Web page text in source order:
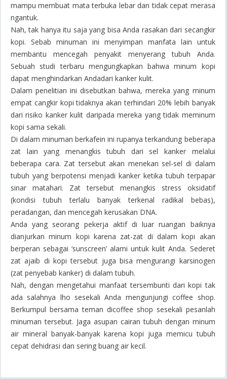
mampu membuat mata terbuka lebar dan tidak cepat merasa
ngantuk.
Nah, tak hanya itu saja yang bisa Anda rasakan dari secangkir
kopi. Sebab minuman ini menyimpan manfata lain untuk
membantu mencegah penyakit menyerang tubuh Anda.
Sebuah studi terbaru mengungkapkan bahwa minum kopi
dapat menghindarkan Andadari kanker kulit.
Dalam penelitian ini disebutkan bahwa, mereka yang minum
empat cangkir kopi tidaknya akan terhindari 20% lebih banyak
dari risiko kanker kulit daripada mereka yang tidak meminum
kopi sama sekali.
Di dalam minuman berkafein ini rupanya terkandung beberapa
zat lain yang menangkis tubuh dari sel kanker melalui
beberapa cara. Zat tersebut akan menekan sel-sel di dalam
tubuh yang berpotensi menjadi kanker ketika tubuh terpapar
sinar matahari. Zat tersebut menangkis stress oksidatif
(kondisi tubuh terlalu banyak terkenal radikal bebas),
peradangan, dan mencegah kerusakan DNA.
Anda yang seorang pekerja aktif di luar ruangan baiknya
dianjurkan minum kopi karena zat-zat di dalam kopi akan
berperan sebagai‘sunscreen’ alami untuk kulit Anda. Sederet
zat ajaib di kopi tersebut juga bisa mengurangi karsinogen
(zat penyebab kanker) di dalam tubuh.
Nah, dengan mengetahui manfaat tersembunti dari kopi tak
ada salahnya lho sesekali Anda mengunjungicoffee shop.
Berkumpul bersama teman dicoffee shop sesekali pesanlah
minuman tersebut. Jaga asupan cairan tubuh dengan minum
air mineral banyak-banyak karena kopi juga memicu tubuh
cepat dehidrasi dan sering buang air kecil.